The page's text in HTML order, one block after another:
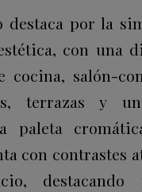
destaca por la
con una
cocina, salón-
terrazas y
paleta
con contrastes
destacando